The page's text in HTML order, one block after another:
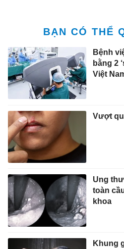
BẠN CÓ THỂ
Bệnh
bằng 2
Việt
Vượt
Ung
toàn
khoa
Khung